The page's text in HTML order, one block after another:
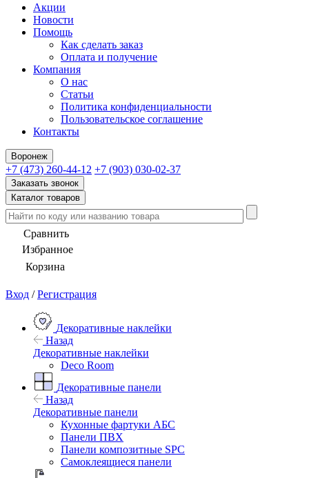
Акции
Новости
Помощь
Как сделать заказ
Оплата и получение
Компания
О нас
Статьи
Политика конфиденциальности
Пользовательское соглашение
Контакты
Воронеж
+7 (473) 260-44-12 +7 (903) 030-02-37
Заказать звонок
Каталог товаров
Сравнить
Избранное
Корзина
Вход / Регистрация
Декоративные наклейки
Назад
Декоративные наклейки
Deco Room
Декоративные панели
Назад
Декоративные панели
Кухонные фартуки АБС
Панели ПВХ
Панели композитные SPC
Самоклеящиеся панели